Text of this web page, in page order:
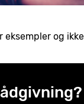
eksempler og